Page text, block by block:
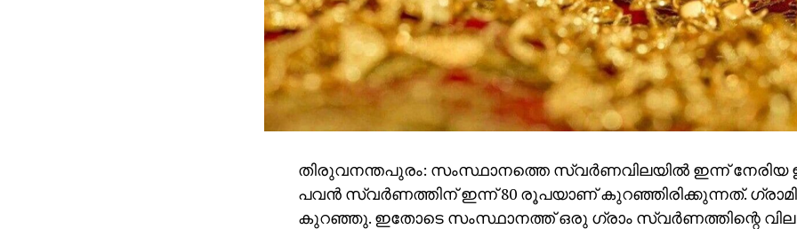
തിരുവനന്തപുരം: സംസ്ഥാനത്തെ സ്വര്‍ണവിലയില്‍ ഇന്ന് നേരിയ
പവന്‍ സ്വര്‍ണത്തിന് ഇന്ന് 80 രൂപയാണ് കുറഞ്ഞിരിക്കുന്നത്.
കുറഞ്ഞു. ഇതോടെ സംസ്ഥാനത്ത് ഒരു ഗ്രാം സ്വര്‍ണത്തിന്റെ വില